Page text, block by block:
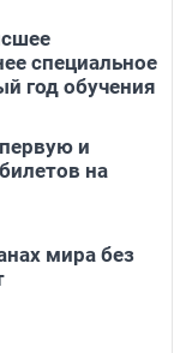
специальное
год обучения
и
на
мира без